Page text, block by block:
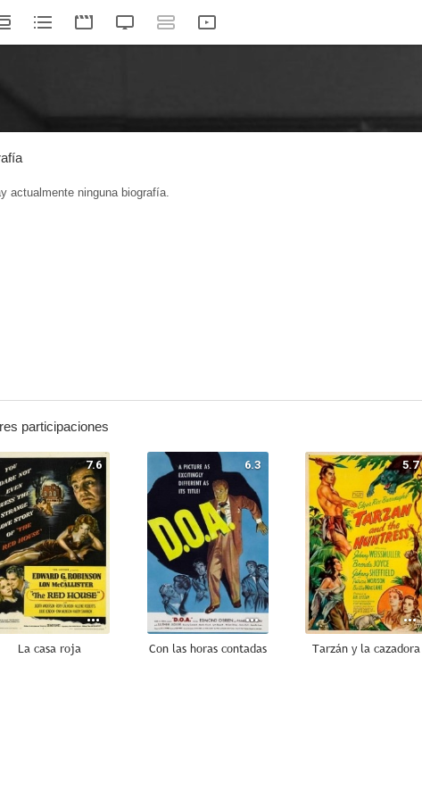
actualmente ninguna biografía.
participaciones
7.6
La casa roja
6.3
Con las horas contadas
5.7
Tarzán y la cazadora